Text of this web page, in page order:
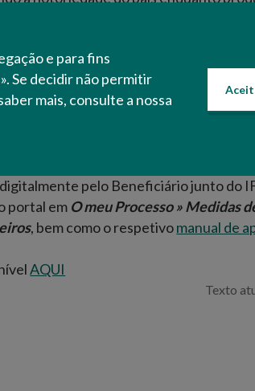
e para fins
Se decidir não permitir
mais, consulte a nossa
médio-alto e alto e conquistar o
produtos de qualidade e com
pelo Beneficiário junto do
portal em O meu Processo » Medidas
, bem como o respetivomanual de
AQUI
Texto